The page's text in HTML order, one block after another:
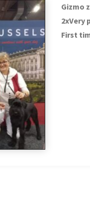
Gizmo
2xVery
First